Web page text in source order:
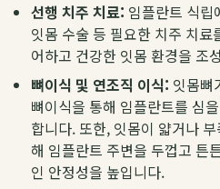
선행 치주 치료: 임플란트 식립
잇몸 수술 등 필요한 치주 치
어하고 건강한 잇몸 환경을 조
뼈이식 및 연조직 이식: 잇몸뼈
뼈이식을 통해 임플란트를 심
합니다. 또한, 잇몸이 얇거나
해 임플란트 주변을 두껍고 튼
인 안정성을 높입니다.